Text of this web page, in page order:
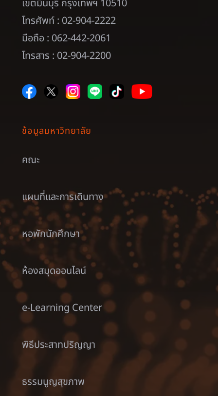
เขตมีนบุรี กรุงเทพฯ 10510
โทรศัพท์ : 02-904-2222
มือถือ : 062-442-2061
โทรสาร : 02-904-2200
ข้อมูลมหาวิทยาลัย
คณะ
แผนที่และการเดินทาง
หอพักนักศึกษา
ห้องสมุดออนไลน์
e-Learning Center
พิธีประสาทปริญญา
ธรรมนูญสุขภาพ